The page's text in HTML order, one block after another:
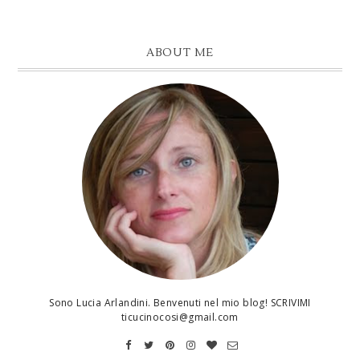
ABOUT ME
Sono Lucia Arlandini. Benvenuti nel mio blog! SCRIVIMI
ticucinocosi@gmail.com